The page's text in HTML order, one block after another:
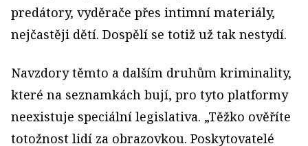
predátory, vyděrače přes intimní materiály,
nejčastěji dětí. Dospělí se totiž už tak nestydí.
Navzdory těmto a dalším druhům kriminality,
které na seznamkách bují, pro tyto platformy
neexistuje speciální legislativa. „Těžko ověříte
totožnost lidí za obrazovkou. Poskytovatelé